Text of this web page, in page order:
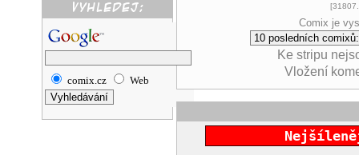
comix.cz Web
Comix je
Ke stripu
Vložení